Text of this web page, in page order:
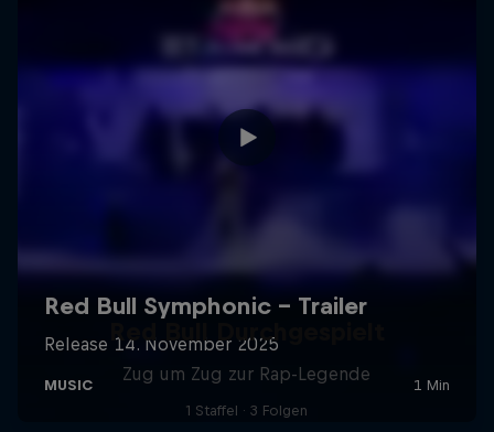
Red Bull Durchgespielt
Zug um Zug zur Rap-Legende
1 Staffel · 3 Folgen